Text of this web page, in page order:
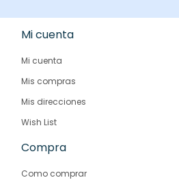
Mi cuenta
Mi cuenta
Mis compras
Mis direcciones
Wish List
Compra
Como comprar